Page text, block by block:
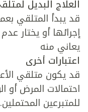
العلاج البديل
قد يبدأ المتلقي
إجرائها أو يختار
يعاني منه
اعتبارات أخرى
قد يكون متلقي
احتمالات المرض أو
للمتبرعين المحتملين.